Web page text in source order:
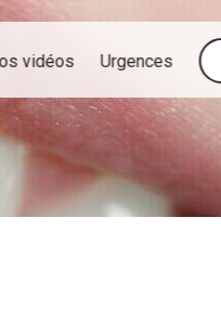
vidéos Urgences